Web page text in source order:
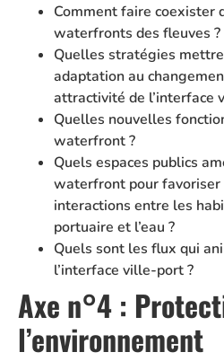
Comment faire coexister
waterfronts des fleuves ?
Quelles stratégies
adaptation au
attractivité de l’interface
Quelles nouvelles
waterfront ?
Quels espaces publics
waterfront pour favoriser
interactions entre les
portuaire et l’eau ?
Quels sont les flux qui
l’interface ville-port ?
Axe n°4 :
l’environnement